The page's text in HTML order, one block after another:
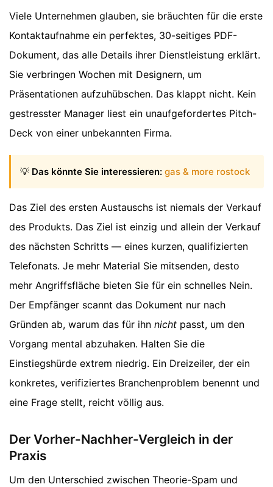
Viele Unternehmen glauben, sie bräuchten für die erste
Kontaktaufnahme ein perfektes, 30-seitiges PDF-
Dokument, das alle Details ihrer Dienstleistung erklärt.
Sie verbringen Wochen mit Designern, um
Präsentationen aufzuhübschen. Das klappt nicht. Kein
gestresster Manager liest ein unaufgefordertes Pitch-
Deck von einer unbekannten Firma.
💡 Das könnte Sie interessieren: gas & more rostock
Das Ziel des ersten Austauschs ist niemals der Verkauf
des Produkts. Das Ziel ist einzig und allein der Verkauf
des nächsten Schritts — eines kurzen, qualifizierten
Telefonats. Je mehr Material Sie mitsenden, desto
mehr Angriffsfläche bieten Sie für ein schnelles Nein.
Der Empfänger scannt das Dokument nur nach
Gründen ab, warum das für ihn nicht passt, um den
Vorgang mental abzuhaken. Halten Sie die
Einstiegshürde extrem niedrig. Ein Dreizeiler, der ein
konkretes, verifiziertes Branchenproblem benennt und
eine Frage stellt, reicht völlig aus.
Der Vorher-Nachher-Vergleich in der
Praxis
Um den Unterschied zwischen Theorie-Spam und